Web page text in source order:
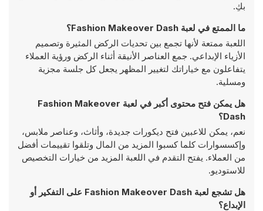
بكِ.
ما الممتع في لعبة Fashion Makeover Dash؟
اللعبة ممتعة لأنها تجمع بين تحديات الركض المثيرة وتصميم
الأزياء الإبداعي. جمع العناصر الأنيقة أثناء الركض ورؤية العملاء
يتفاعلون مع خياراتك لتغيير المظهر يجعل كل جلسة مجزية
ومسلية.
هل يمكن فتح محتوى أكبر في لعبة Fashion Makeover
Dash؟
نعم، يمكن للاعبين فتح ديكورات جديدة، وأثاث، وعناصر ملابس،
وإكسسوارات كلما كسبوا المزيد من المال وتلقوا تقييمات أفضل
من العملاء. يفتح التقدم في اللعبة المزيد من خيارات التخصيص
للاستوديو.
هل تشجع لعبة Fashion Makeover Dash على التفكير أو
الإبداع؟